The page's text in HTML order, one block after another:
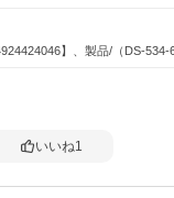
いな素材で覆われてい
？？or私のセッティン
し苦労した。まぁ一度
の干渉はなかったです
】、製品/（DS-534-
いいね1